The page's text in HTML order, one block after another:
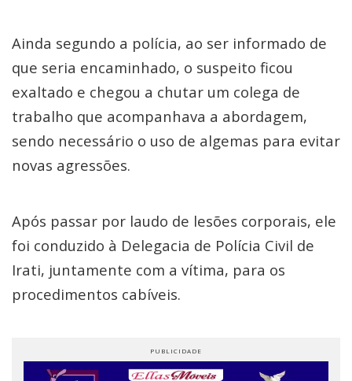
Ainda segundo a polícia, ao ser informado de
que seria encaminhado, o suspeito ficou
exaltado e chegou a chutar um colega de
trabalho que acompanhava a abordagem,
sendo necessário o uso de algemas para evitar
novas agressões.
Após passar por laudo de lesões corporais, ele
foi conduzido à Delegacia de Polícia Civil de
Irati, juntamente com a vítima, para os
procedimentos cabíveis.